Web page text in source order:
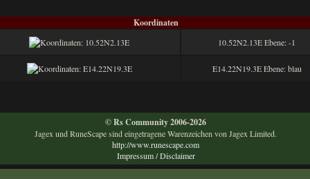
Koordinaten
10.52N2.13E Ebene: -1
E14.22N19.3E Ebene: blau
© Rs Community 2006-2026
Jagex und RuneScape sind eingetragene Warenzeichen von Jagex Limited.
http://www.runescape.com
Impressum / Disclaimer